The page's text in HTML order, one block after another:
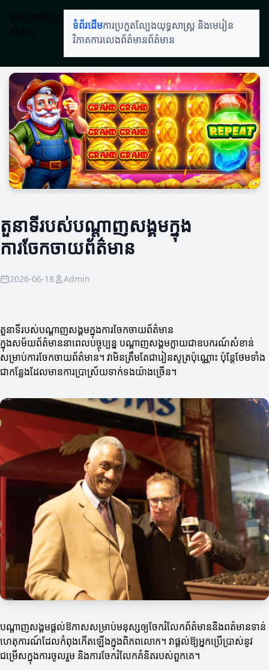
ទំព័រដើមការប្រកួតល្បែងយុទ្ធសាស្ត្រ និងមេរៀន
វិភាគការលេងព័ត៌មានព័ត៌មាន
តួនាទីរបស់បណ្តាញសង្គមក្នុង
ការចែកចាយព័ត៌មាន
2026-06-18 Admin
តួនាទីរបស់បណ្តាញសង្គមក្នុងការចែកចាយព័ត៌មាន
ក្នុងសម័យព័ត៌មាននាពេលបច្ចុប្បន្ន បណ្តាញសង្គមក្លាយជាឧបករណ៍សំខាន់
សម្រាប់ការចែកចាយព័ត៌មាន។ វាមិនត្រឹមតែជារៀនសូត្រប៉ុណ្ណោះ ប៉ុន្តែថែមទាំង
ជាកន្លែងដែលមានការប្រាស្រ័យទាក់ទងយ៉ាងច្រើន។
បណ្តាញសង្គមផ្តល់ឱកាសសម្រាប់មនុស្សឲ្យចែករំលែកព័ត៌មាននិងពត៌មានទាន់
ហេតុការណ៍ដែលកំពុងកើតឡើងក្នុងពិភពលោក។ វាផ្តល់ឱ្យអ្នកប្រើប្រាស់នូវ
ជម្រើសក្នុងការចូលរួម និងការចែករំលែកគំនិតរបស់ពួកគេ។